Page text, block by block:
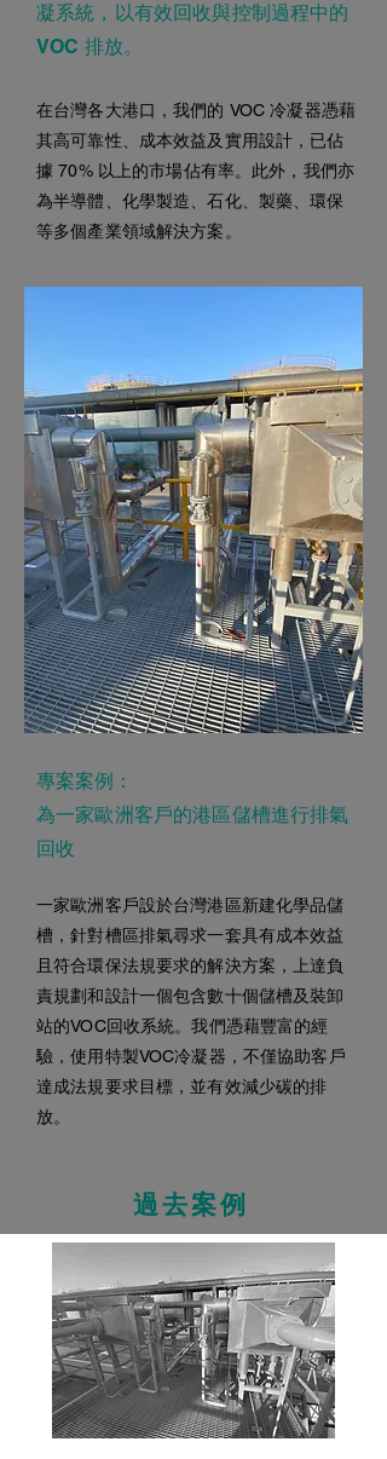
凝系統，以有效回收與控制過程中的
VOC 排放。
在台灣各大港口，我們的 VOC 冷凝器憑藉
其高可靠性、成本效益及實用設計，已佔
據 70% 以上的市場佔有率。此外，我們亦
為半導體、化學製造、石化、製藥、環保
等多個產業領域解決方案。
專案案例：
為一家歐洲客戶的港區儲槽進行排氣
回收
一家歐洲客戶設於台灣港區新建化學品儲
槽，針對槽區排氣尋求一套具有成本效益
且符合環保法規要求的解決方案，上達負
責規劃和設計一個包含數十個儲槽及裝卸
站的VOC回收系統。我們憑藉豐富的經
驗，使用特製VOC冷凝器，不僅協助客戶
達成法規要求目標，並有效減少碳的排
放。
過去案例